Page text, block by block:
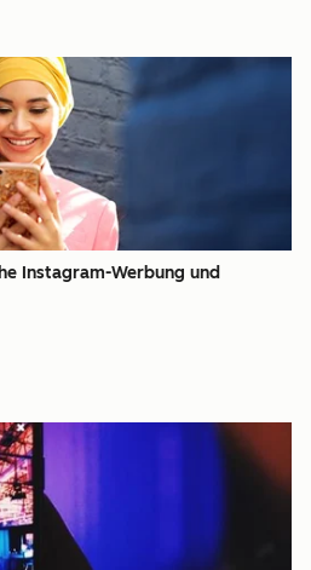
Instagram-Werbung und